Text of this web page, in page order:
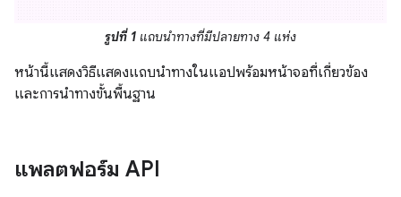
รูปที่ 1 แถบนำทางที่มีปลายทาง 4 แห่ง
หน้านี้แสดงวิธีแสดงแถบนำทางในแอปพร้อมหน้าจอที่เกี่ยวข้อง
และการนำทางขั้นพื้นฐาน
แพลตฟอร์ม API